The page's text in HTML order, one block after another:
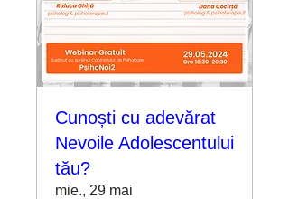
Cunoști cu adevărat
Nevoile Adolescentului
tău?
mie., 29 mai